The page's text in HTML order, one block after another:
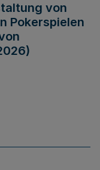
von
Pokerspielen